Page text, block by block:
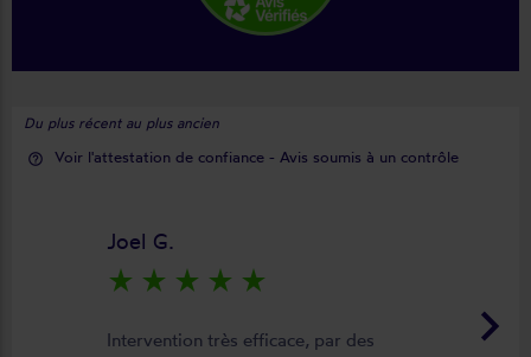
Du plus récent au plus ancien
help_outline Voir l'attestation de confiance - Avis soumis à un contrôle
keyboard_arrow_right
Joel G.
star_rate star_rate star_rate star_rate star_rate
Intervention très efficace, par des